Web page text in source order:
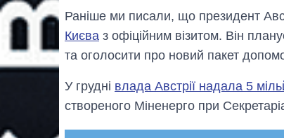
Раніше ми писали, що президент
Києва з офіційним візитом. Він
та оголосити про новий пакет
У грудні влада Австрії надала 5
створеного Міненерго при